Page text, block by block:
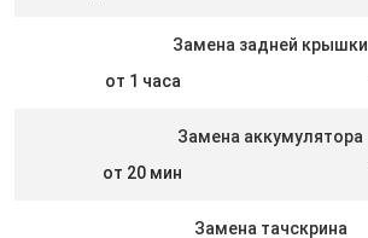
Замена задней крышки
от 1 часа
Замена аккумулятора
от 20 мин
Замена тачскрина